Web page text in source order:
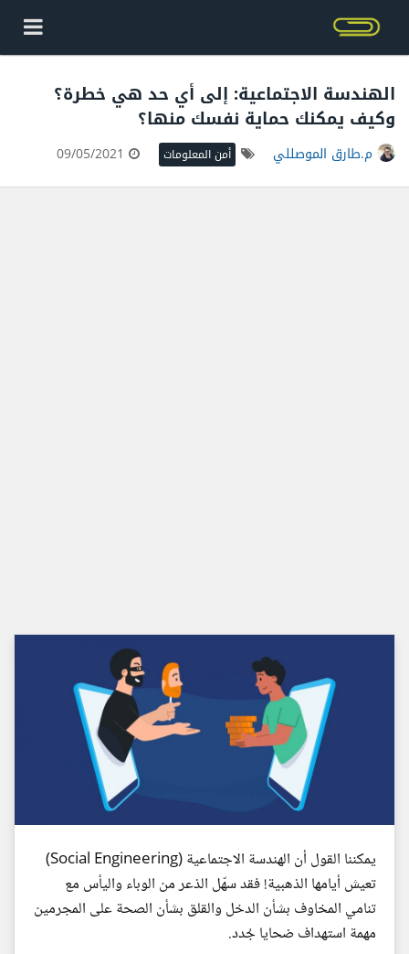
الهندسة الاجتماعية: إلى أي حد هي خطرة؟
وكيف يمكنك حماية نفسك منها؟
م.طارق الموصللي أمن المعلومات
يمكننا القول أن الهندسة الاجتماعية (Social Engineering)
تعيش أيامها الذهبية! فقد سهّل الذعر من الوباء واليأس مع
تنامي المخاوف بشأن الدخل والقلق بشأن الصحة على المجرمين
مهمة استهداف ضحايا جُدد.